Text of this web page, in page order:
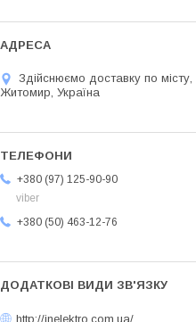
Здійснюємо доставку по місту,
Житомир, Україна
+380 (97) 125-90-90
viber
+380 (50) 463-12-76
http://inelektro.com.ua/